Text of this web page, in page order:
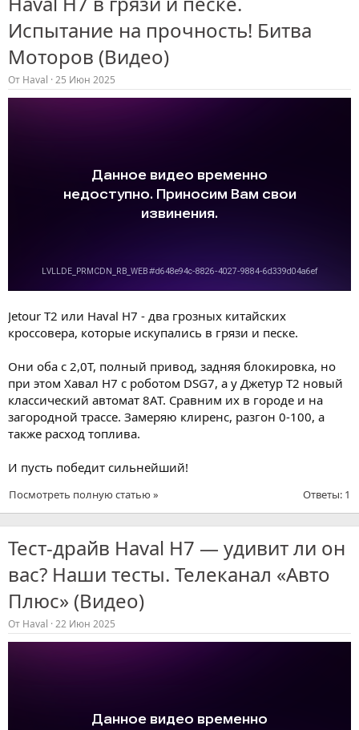
Испытание на прочность! Битва
Моторов (Видео)
От Haval 25 Июн 2025
Jetour T2 или Haval H7 - два грозных китайских
кроссовера, которые искупались в грязи и песке.
Они оба с 2,0Т, полный привод, задняя блокировка, но
при этом Хавал Н7 с роботом DSG7, а у Джетур Т2 новый
классический автомат 8АТ. Сравним их в городе и на
загородной трассе. Замеряю клиренс, разгон 0-100, а
также расход топлива.
И пусть победит сильнейший!
Ответы: 1
Посмотреть полную статью »
Тест-драйв Haval H7 — удивит ли он
вас? Наши тесты. Телеканал «Авто
Плюс» (Видео)
От Haval 22 Июн 2025